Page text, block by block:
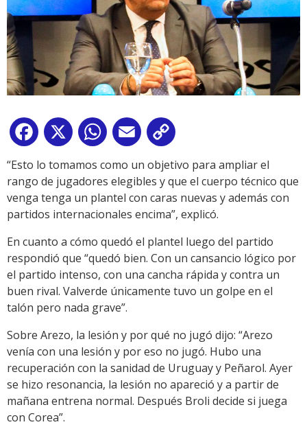
Facebook
X WhatsApp
Email
Link
“Esto lo tomamos como un objetivo para ampliar el
rango de jugadores elegibles y que el cuerpo técnico que
venga tenga un plantel con caras nuevas y además con
partidos internacionales encima”, explicó.
En cuanto a cómo quedó el plantel luego del partido
respondió que “quedó bien. Con un cansancio lógico por
el partido intenso, con una cancha rápida y contra un
buen rival. Valverde únicamente tuvo un golpe en el
talón pero nada grave”.
Sobre Arezo, la lesión y por qué no jugó dijo: “Arezo
venía con una lesión y por eso no jugó. Hubo una
recuperación con la sanidad de Uruguay y Peñarol. Ayer
se hizo resonancia, la lesión no apareció y a partir de
mañana entrena normal. Después Broli decide si juega
con Corea”.